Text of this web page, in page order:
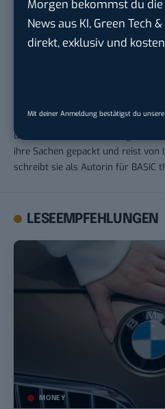
Morgen bekommst du
News aus KI, Green Tech
direkt, exklusiv und
Mit deiner Anmeldung bestätigst du unsere
Regionalsender Leipzig
und VJ ihre TV-Karriere begann.
ihre Sachen gepackt und reist von
schreibt sie als Autorin für BASIC
LESEEMPFEHLUNGEN
MONEY